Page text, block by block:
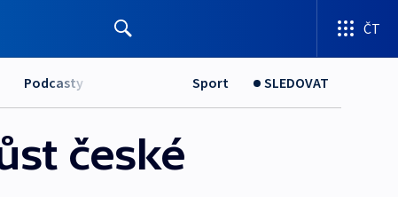
ČT
Podcasty Sport SLEDOVAT
české